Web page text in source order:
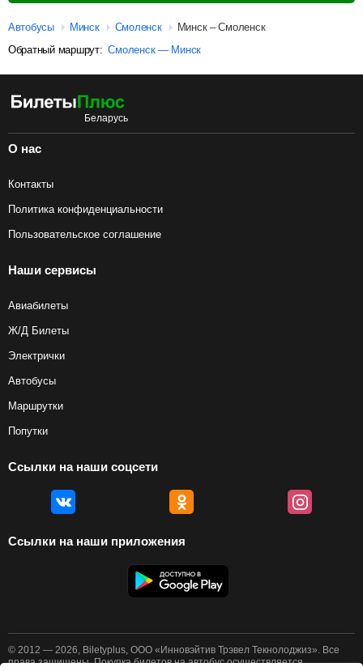
Автобусы Минск Смоленск
Минск – Смоленск
Обратный маршрут: Смоленск — Минск
О нас
Контакты
Политика конфиденциальности
Пользовательское соглашение
Наши сервисы
Авиабилеты
Ж/Д Билеты
Электрички
Автобусы
Маршрутки
Попутки
Ссылки на наши соцсети
Ссылки на наши приложения
© 2012 — 2026, Biletyplus, ООО «Инновэйтив Трэвел Текнолоджиз». Все
права защищены. Покупка билетов на автобус осуществляется